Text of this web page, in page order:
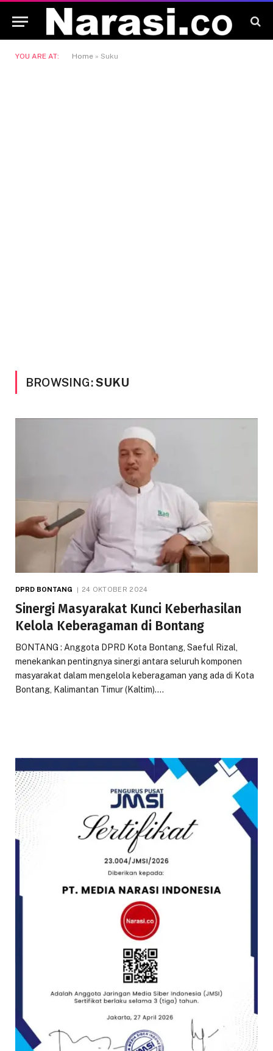
YOU ARE AT: Home » Suku
BROWSING:SUKU
DPRD BONTANG 24 OKTOBER 2024
Sinergi Masyarakat Kunci Keberhasilan
Kelola Keberagaman di Bontang
BONTANG : Anggota DPRD Kota Bontang, Saeful Rizal,
menekankan pentingnya sinergi antara seluruh komponen
masyarakat dalam mengelola keberagaman yang ada di Kota
Bontang, Kalimantan Timur (Kaltim).…